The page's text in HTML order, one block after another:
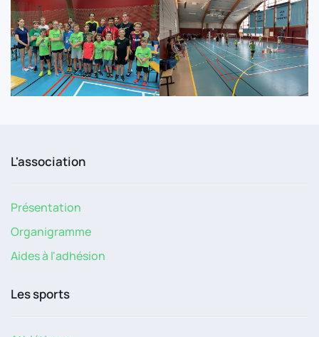
L'association
Présentation
Organigramme
Aides à l'adhésion
Les sports